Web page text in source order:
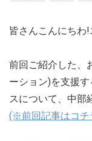
皆さんこんにちわ
前回ご紹介した、
ーション)を支援
スについて、中部
(※前回記事はコチ